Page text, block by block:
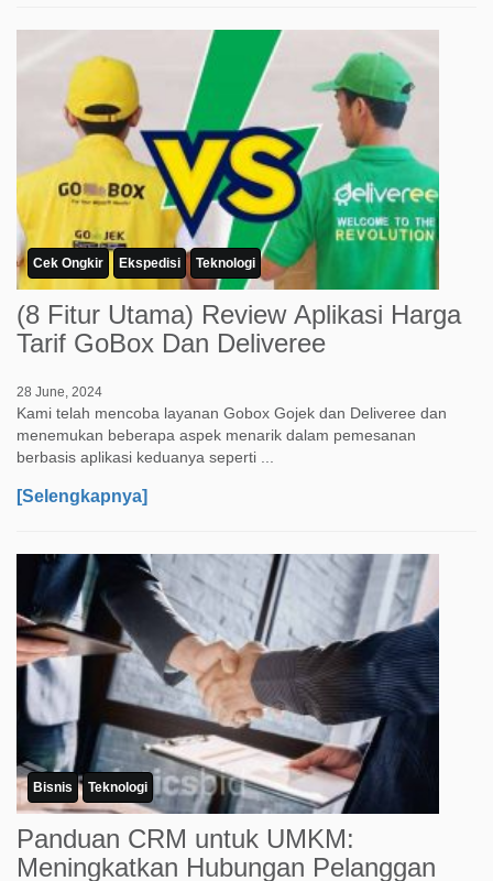
Cek Ongkir Ekspedisi Teknologi
(8 Fitur Utama) Review Aplikasi Harga
Tarif GoBox Dan Deliveree
28 June, 2024
Kami telah mencoba layanan Gobox Gojek dan Deliveree dan
menemukan beberapa aspek menarik dalam pemesanan
berbasis aplikasi keduanya seperti ...
[Selengkapnya]
Bisnis Teknologi
Panduan CRM untuk UMKM:
Meningkatkan Hubungan Pelanggan